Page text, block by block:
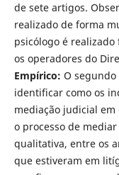
de sete artigos.
realizado de forma
psicólogo é
os operadores do
Empírico: O
identificar como os
mediação judicial
o processo de
qualitativa, entre os
que estiveram em